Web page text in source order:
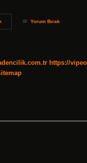
Mental
Yorum Bırak
https://